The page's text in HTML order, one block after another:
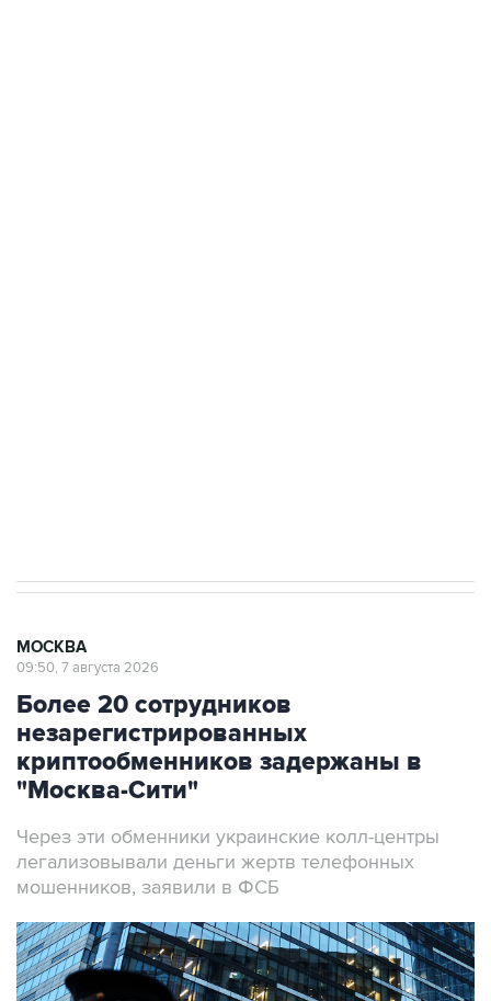
МОСКВА
09:50, 7 августа 2026
Более 20 сотрудников
незарегистрированных
криптообменников задержаны в
"Москва-Сити"
Через эти обменники украинские колл-центры
легализовывали деньги жертв телефонных
мошенников, заявили в ФСБ